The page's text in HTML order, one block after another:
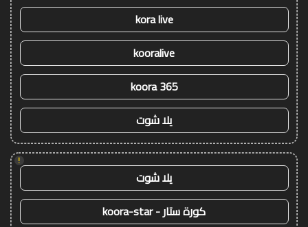
kora live
kooralive
koora 365
يلا شوت
!
يلا شوت
كورة ستار - koora-star